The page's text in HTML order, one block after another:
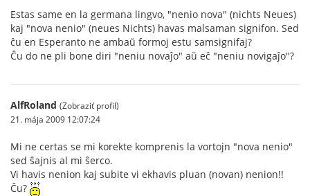
Estas same en la germana lingvo, "nenio nova" (nichts Neues)
kaj "nova nenio" (neues Nichts) havas malsaman signifon. Sed
ĉu en Esperanto ne ambaŭ formoj estu samsignifaj?
Ĉu do ne pli bone diri "neniu novaĵo" aŭ eĉ "neniu novigaĵo"?
AlfRoland (Zobraziť profil)
21. mája 2009 12:07:24
Mi ne certas se mi korekte komprenis la vortojn "nova nenio"
sed ŝajnis al mi ŝerco.
Vi havis nenion kaj subite vi ekhavis pluan (novan) nenion!!
Ĉu?